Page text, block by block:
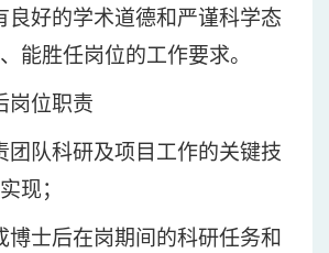
良好的学术道德和严谨科学态
能胜任岗位的工作要求。
岗位职责
团队科研及项目工作的关键技
现；
博士后在岗期间的科研任务和